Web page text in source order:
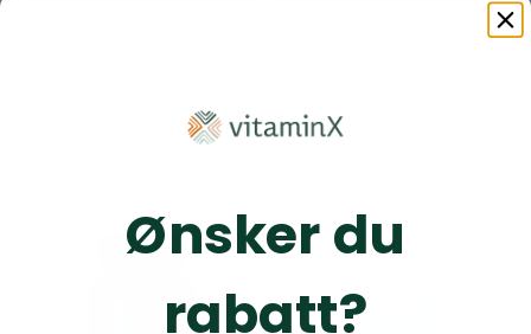
Ønsker du
rabatt?